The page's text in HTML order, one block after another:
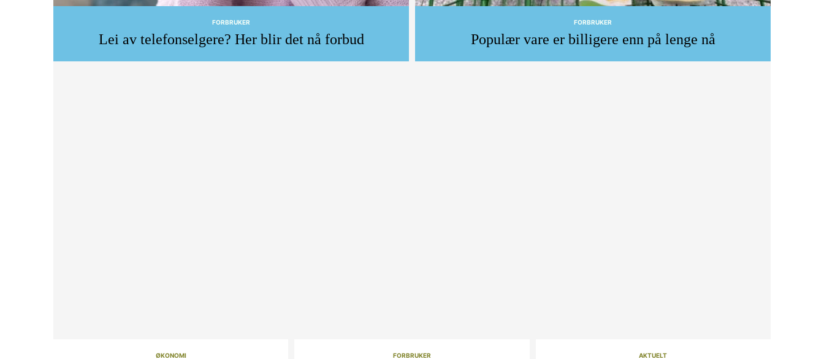
FORBRUKER
Lei av telefonselgere? Her blir det nå forbud
FORBRUKER
Populær vare er billigere enn på lenge nå
ØKONOMI FORBRUKER AKTUELT